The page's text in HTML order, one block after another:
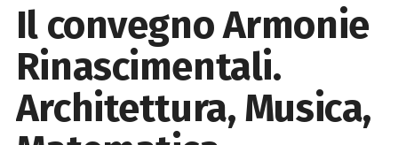
Il convegno Armonie
Rinascimentali.
Architettura, Musica,